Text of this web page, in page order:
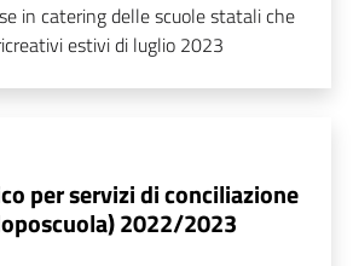
in catering delle scuole statali che
estivi di luglio 2023
per servizi di conciliazione
2022/2023